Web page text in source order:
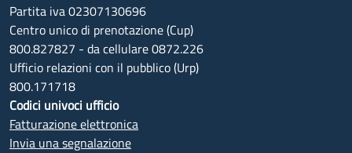
Partita iva 02307130696
Centro unico di prenotazione (Cup)
800.827827 - da cellulare 0872.226
Ufficio relazioni con il pubblico (Urp)
800.171718
Codici univoci ufficio
Fatturazione elettronica
Invia una segnalazione